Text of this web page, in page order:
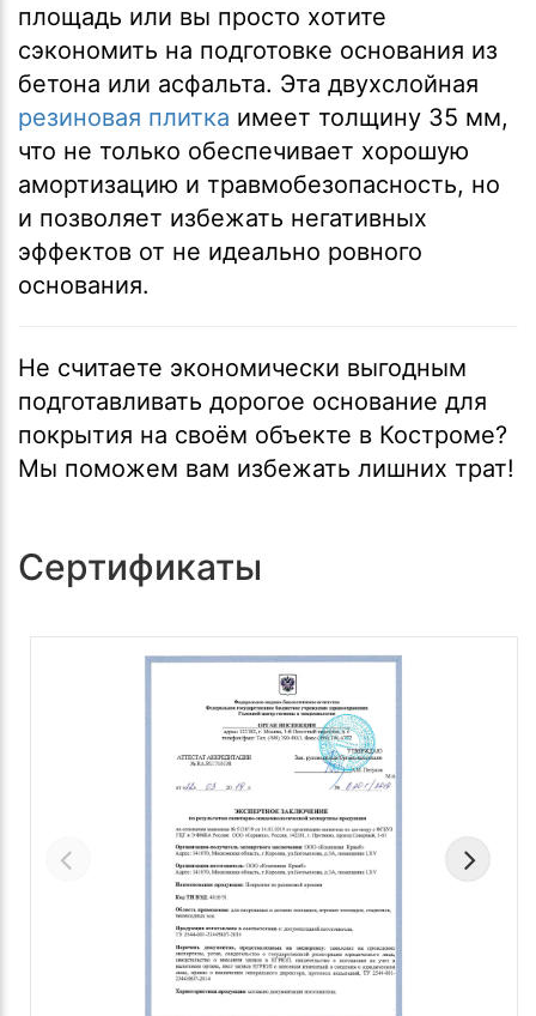
площадь или вы просто хотите
сэкономить на подготовке основания из
бетона или асфальта. Эта двухслойная
резиновая плитка имеет толщину 35 мм,
что не только обеспечивает хорошую
амортизацию и травмобезопасность, но
и позволяет избежать негативных
эффектов от не идеально ровного
основания.
Не считаете экономически выгодным
подготавливать дорогое основание для
покрытия на своём объекте в Костроме?
Мы поможем вам избежать лишних трат!
Сертификаты